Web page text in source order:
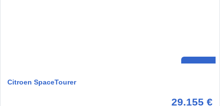
Citroen SpaceTourer
29.155 €